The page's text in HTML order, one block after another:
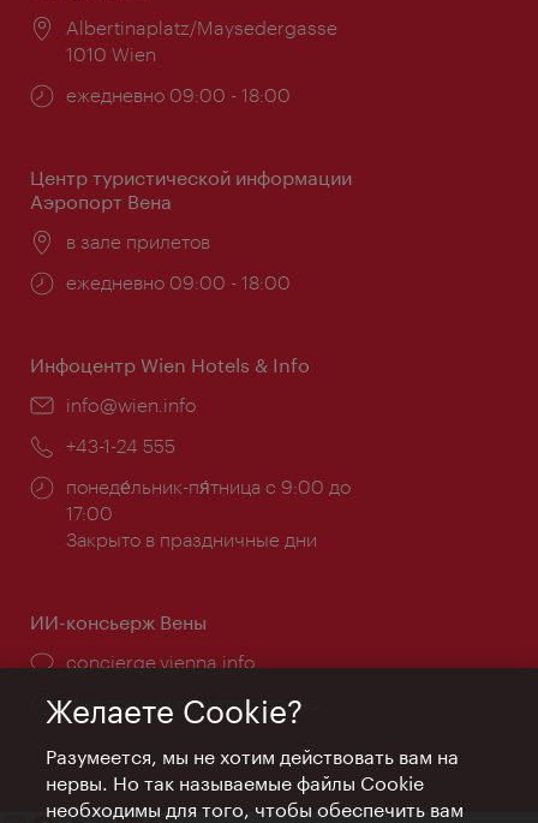
Расположение:
Albertinaplatz/Maysedergasse
1010 Wien
Часы
ежедневно 09:00 - 18:00
Центр туристической информации
Аэропорт Вена
Расположение:
в зале прилетов
Часы
ежедневно 09:00 - 18:00
Инфоцентр Wien Hotels & Info
Эл.
info@wien.info
Телефон:
+43-1-24 555
Часы
работы:
понеде́льник-пя́тница с 9:00 до
17:00
Закрыто в праздничные дни
ИИ-консьерж Вены
concierge.vienna.info
Информация круглосуточно
Желаете Cookie?
Разумеется, мы не хотим действовать вам на
нервы. Но так называемые файлы Cookie
необходимы для того, чтобы обеспечить вам